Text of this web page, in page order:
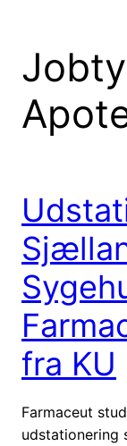
fra KU
Farmaceut
udstationering